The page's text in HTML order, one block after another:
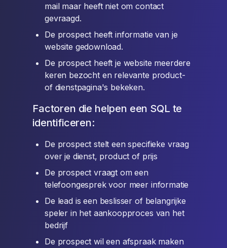
mail maar heeft niet om contact
gevraagd.
De prospect heeft informatie van je
website gedownload.
De prospect heeft je website meerdere
keren bezocht en relevante product-
of dienstpagina's bekeken.
Factoren die helpen een SQL te
identificeren:
De prospect stelt een specifieke vraag
over je dienst, product of prijs
De prospect vraagt om een
telefoongesprek voor meer informatie
De lead is een beslisser of belangrijke
speler in het aankoopproces van het
bedrijf
De prospect wil een afspraak maken